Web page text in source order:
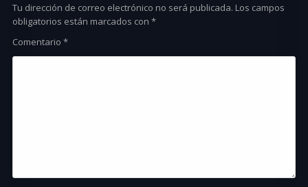
Tu dirección de correo electrónico no será publicada. Los campos
obligatorios están marcados con*
Comentario*